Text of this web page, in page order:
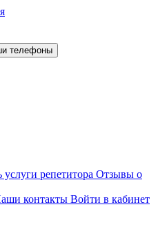
телефоны
услуги репетитора Отзывы о
контакты Войти в кабинет